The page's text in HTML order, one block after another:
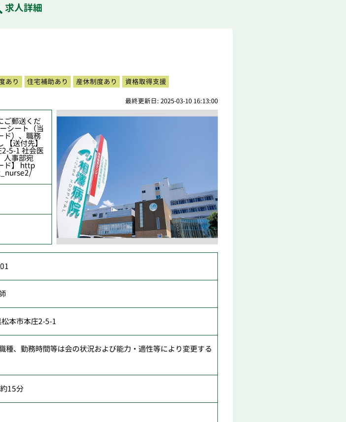
求人詳細
あり 住宅補助あり 産休制度あり 資格取得支援
最終更新日: 2025-03-10 16:13:00
ご郵送くだ
シート（当
ド）、職務
送付先】
5-1 社会医
事部宛
ド】 http
本市本庄2-5-1
種、勤務時間等は会の状況および能力・適性等により変更する
15分